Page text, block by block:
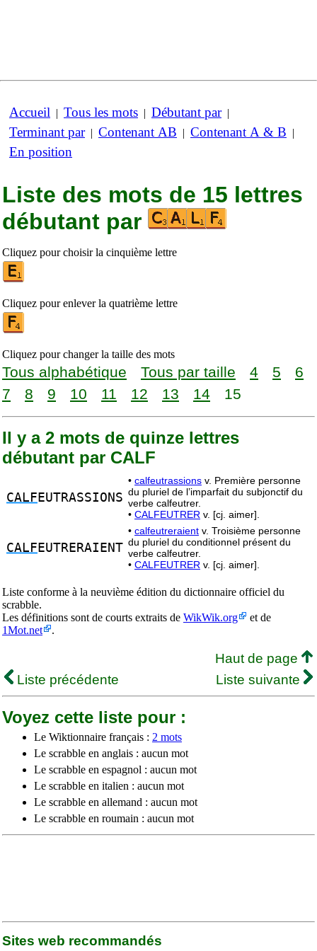
Accueil | Tous les mots | Débutant par|
Terminant par| Contenant AB | Contenant A & B |
En position
Liste des mots de 15 lettres
débutant par
Cliquez pour choisir la cinquième lettre
Cliquez pour enlever la quatrième lettre
Cliquez pour changer la taille des mots
Tous alphabétique Tous par taille 4 5
6
7
8 9 10 11 12 13 14 15
Il y a 2 mots de quinze lettres
débutant par CALF
CALF EUTRASSIONS
• calfeutrassions v. Première personne
du pluriel de l’imparfait du subjonctif du
verbe calfeutrer.
• CALFEUTRER v. [cj. aimer].
CALF EUTRERAIENT
• calfeutreraient v. Troisième personne
du pluriel du conditionnel présent du
verbe calfeutrer.
• CALFEUTRER v. [cj. aimer].
Liste conforme à la neuvième édition du dictionnaire officiel du
scrabble.
Les définitions sont de courts extraits de WikWik.org
et de
1Mot.net
.
Haut de page
Liste précédente
Liste suivante
Voyez cette liste pour :
Le Wiktionnaire français : 2 mots
Le scrabble en anglais : aucun mot
Le scrabble en espagnol : aucun mot
Le scrabble en italien : aucun mot
Le scrabble en allemand : aucun mot
Le scrabble en roumain : aucun mot
Sites web recommandés